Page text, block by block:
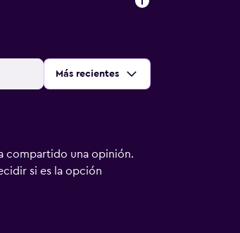
Ordenar por:
Más recientes
compartido una opinión.
si es la opción